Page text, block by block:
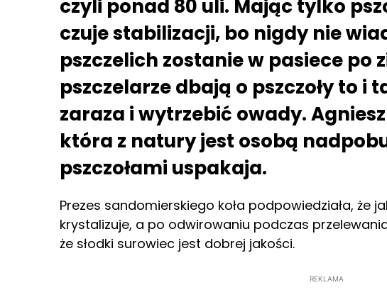
czyli ponad 80 uli. Mając tylko
czuje stabilizacji, bo nigdy nie
pszczelich zostanie w pasiece po
pszczelarze dbają o pszczoły to i
zaraza i wytrzebić owady.
która z natury jest osobą
pszczołami uspakaja.
Prezes sandomierskiego koła podpowiedziała, że
krystalizuje, a po odwirowaniu podczas
że słodki surowiec jest dobrej jakości.
REKLAMA